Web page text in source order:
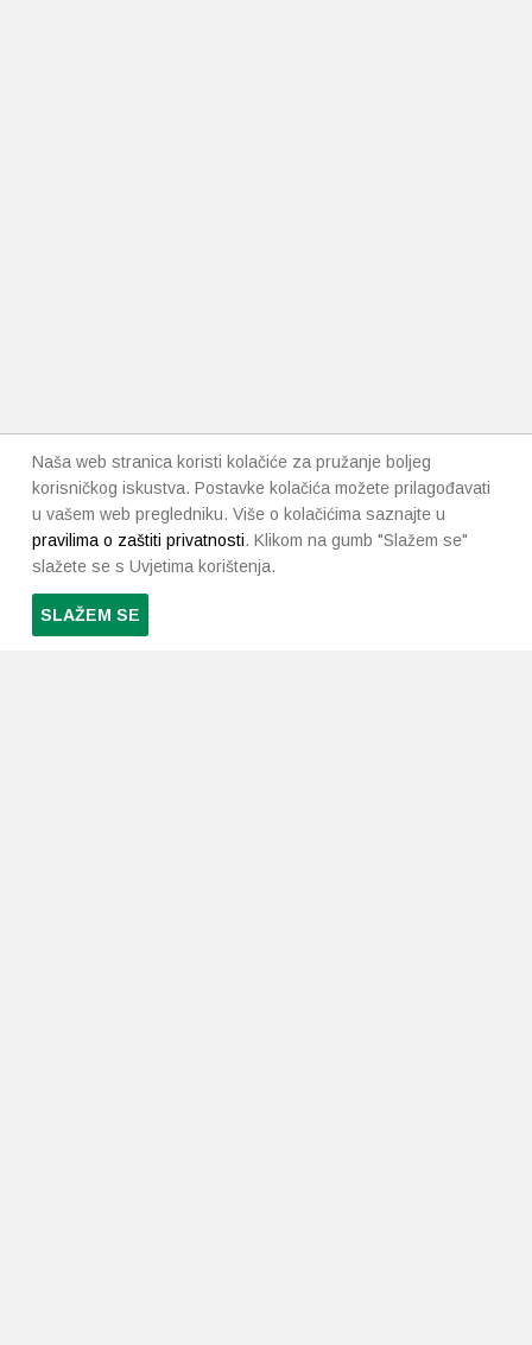
Naša web stranica koristi kolačiće za pružanje boljeg
korisničkog iskustva. Postavke kolačića možete prilagođavati
u vašem web pregledniku. Više o kolačićima saznajte u
pravilima o zaštiti privatnosti. Klikom na gumb "Slažem se"
slažete se s Uvjetima korištenja.
SLAŽEM SE